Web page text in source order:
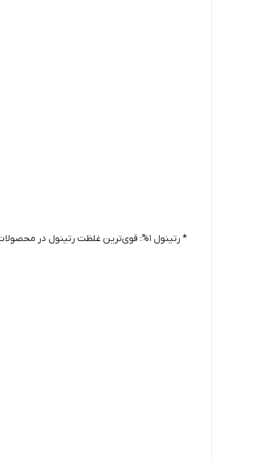
* رتینول 1%: قوی‌ترین غلظت رتینول در محصولات اوردینری است و برای افرادی با پوست‌های مقاوم‌تر مناسب است.